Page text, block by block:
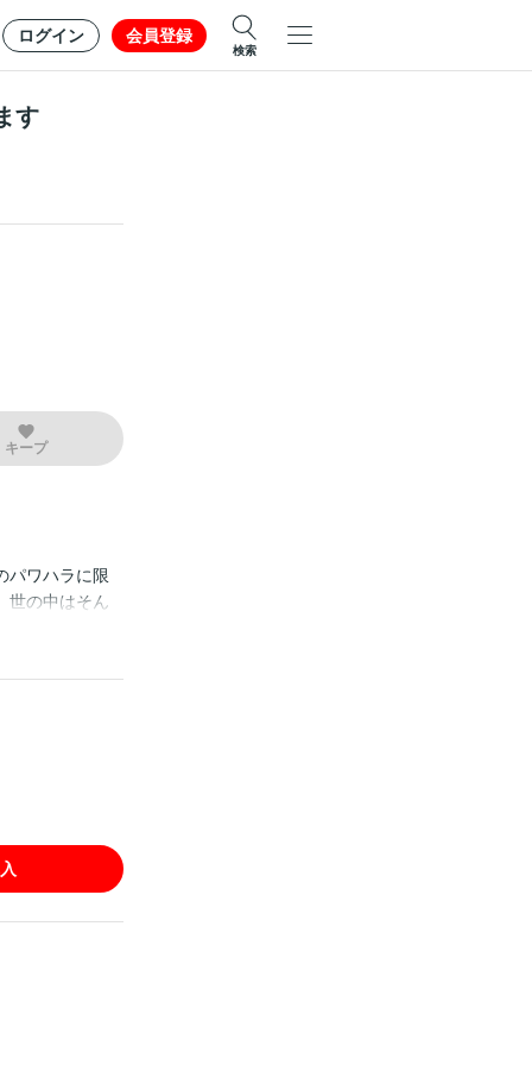
ログイン 会員登録
検索
す
キープ
パワハラに限
世の中はそん
音が…？ なん